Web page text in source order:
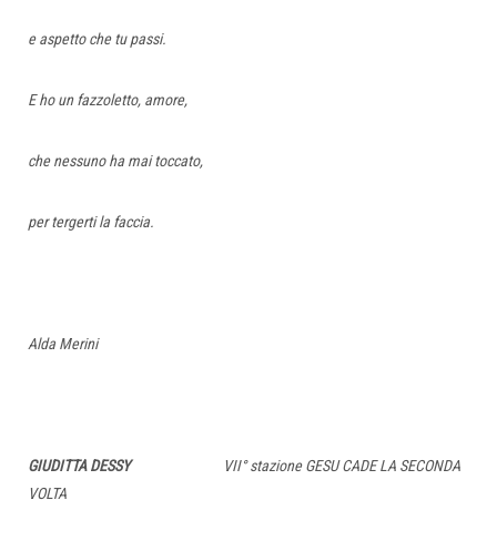
e aspetto che tu passi.
E ho un fazzoletto, amore,
che nessuno ha mai toccato,
per tergerti la faccia.
Alda Merini
GIUDITTA DESSYVII° stazione GESU CADE LA SECONDA
VOLTA